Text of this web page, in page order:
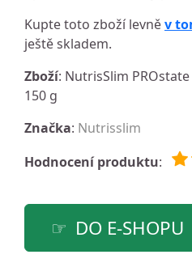
Kupte toto zboží levněv
ještě skladem.
Zboží: NutrisSlim
150 g
Značka: Nutrisslim
Hodnocení produktu:
DO E-SHOPU